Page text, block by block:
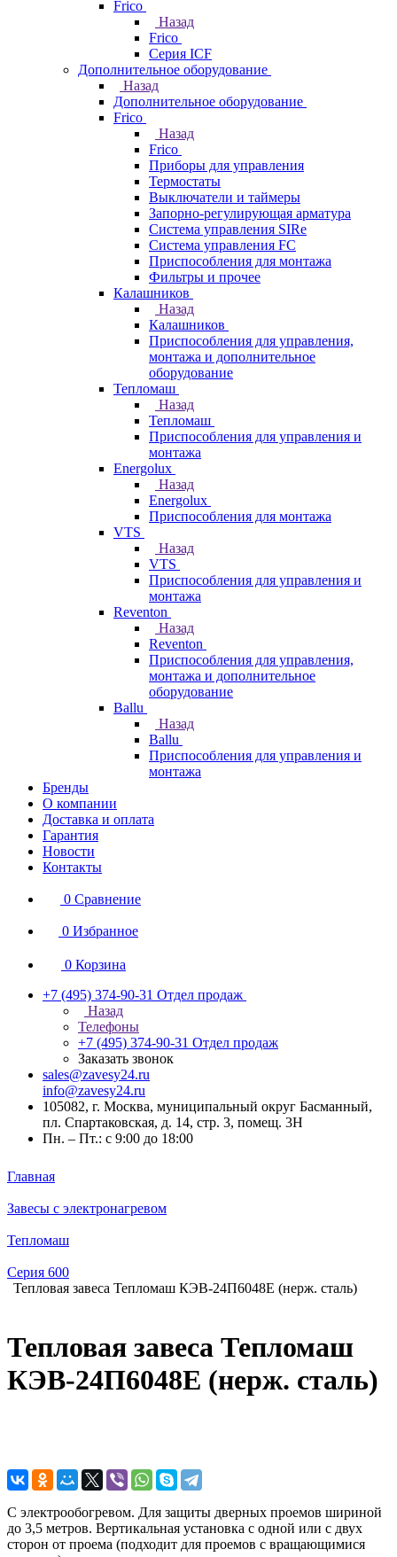
Frico
Назад
Frico
Серия ICF
Дополнительное оборудование
Назад
Дополнительное оборудование
Frico
Назад
Frico
Приборы для управления
Термостаты
Выключатели и таймеры
Запорно-регулирующая арматура
Система управления SIRe
Система управления FC
Приспособления для монтажа
Фильтры и прочее
Калашников
Назад
Калашников
Приспособления для управления,
монтажа и дополнительное
оборудование
Тепломаш
Назад
Тепломаш
Приспособления для управления и
монтажа
Energolux
Назад
Energolux
Приспособления для монтажа
VTS
Назад
VTS
Приспособления для управления и
монтажа
Reventon
Назад
Reventon
Приспособления для управления,
монтажа и дополнительное
оборудование
Ballu
Назад
Ballu
Приспособления для управления и
монтажа
Бренды
О компании
Доставка и оплата
Гарантия
Новости
Контакты
0 Сравнение
0 Избранное
0 Корзина
+7 (495) 374-90-31 Отдел продаж
Назад
Телефоны
+7 (495) 374-90-31 Отдел продаж
Заказать звонок
sales@zavesy24.ru
info@zavesy24.ru
105082, г. Москва, муниципальный округ Басманный,
пл. Спартаковская, д. 14, стр. 3, помещ. 3Н
Пн. – Пт.: с 9:00 до 18:00
Главная
Завесы с электронагревом
Тепломаш
Серия 600
Тепловая завеса Тепломаш КЭВ-24П6048E (нерж. сталь)
Тепловая завеса Тепломаш
КЭВ-24П6048E (нерж. сталь)
С электрообогревом. Для защиты дверных проемов шириной
до 3,5 метров. Вертикальная установка с одной или с двух
сторон от проема (подходит для проемов с вращающимися